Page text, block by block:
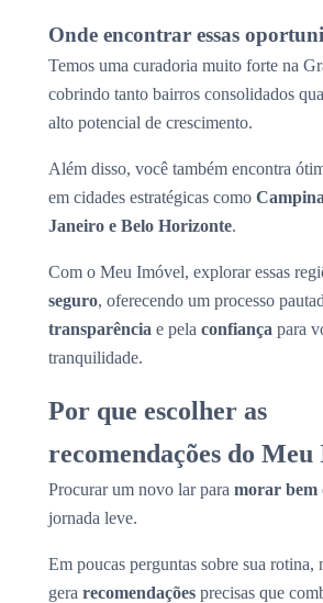
Onde encontrar essas
Temos uma curadoria muito forte na
cobrindo tanto bairros consolidados
alto potencial de crescimento.
Além disso, você também encontra
em cidades estratégicas como
Janeiro e Belo Horizonte.
Com o Meu Imóvel, explorar essas
seguro, oferecendo um processo
transparência e pela confiança para
tranquilidade.
Por que escolher as
recomendações do Meu
Procurar um novo lar para morar bem
jornada leve.
Em poucas perguntas sobre sua rotina,
gera recomendações precisas que